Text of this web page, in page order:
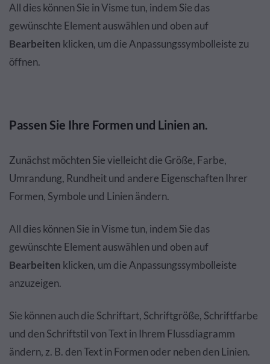
All dies können Sie in Visme tun, indem Sie das
gewünschte Element auswählen und oben auf
Bearbeiten klicken, um die Anpassungssymbolleiste zu
öffnen.
Passen Sie Ihre Formen und Linien an.
Zunächst möchten Sie vielleicht die Größe, Farbe,
Umrandung, Rundheit und andere Eigenschaften Ihrer
Formen, Symbole und Linien ändern.
All dies können Sie in Visme tun, indem Sie das
gewünschte Element auswählen und oben auf
Bearbeiten klicken, um die Anpassungssymbolleiste
anzuzeigen.
Sie können auch die Schriftart, Schriftgröße, Schriftfarbe
und den Schriftstil von Text in Ihrem Flussdiagramm
ändern, z. B. den Text in Formen oder neben den Linien.